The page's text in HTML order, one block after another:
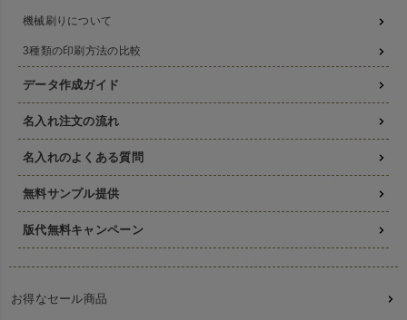
機械刷りについて
3種類の印刷方法の比較
データ作成ガイド
名入れ注文の流れ
名入れのよくある質問
無料サンプル提供
版代無料キャンペーン
お得なセール商品